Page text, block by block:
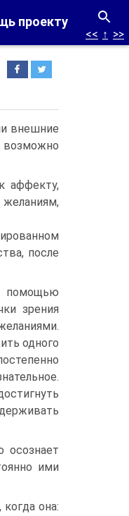
проекту
<< ↑ >>
внешние
возможно
аффекту,
после
помощью
зрения
одного
осознает
ими
она: